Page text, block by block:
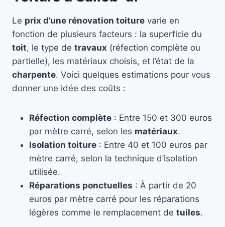
Le prix d’une rénovation toiture varie en
fonction de plusieurs facteurs : la superficie du
toit, le type de travaux (réfection complète ou
partielle), les matériaux choisis, et l’état de la
charpente. Voici quelques estimations pour vous
donner une idée des coûts :
Réfection complète : Entre 150 et 300 euros
par mètre carré, selon les matériaux.
Isolation toiture : Entre 40 et 100 euros par
mètre carré, selon la technique d’isolation
utilisée.
Réparations ponctuelles : À partir de 20
euros par mètre carré pour les réparations
légères comme le remplacement de tuiles.